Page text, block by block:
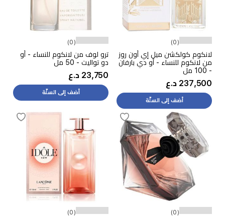
(0)
لانكوم كولكشن ميل إي أون روز
من لانكوم للنساء - أو دي بارفان
- 100 مل
237,500 د.ع
أضف إلى السلّة
(0)
ترو لوف من لانكوم للنساء - أو
دو تواليت - 50 مل
23,750 د.ع
أضف إلى السلّة
(0)
(0)